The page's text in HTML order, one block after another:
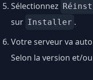
Sélectionnez
sur Installer .
Votre serveur va
Selon la version et/